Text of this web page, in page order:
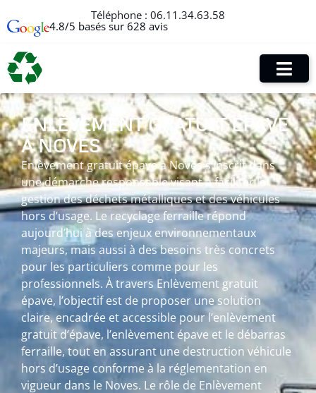
Téléphone : 06.11.34.63.58
4.8/5 basés sur 628 avis
ENLÈVEMENT GRATUIT ÉPAVE
À NOVES
Enlèvement gratuit épave à Noves s’inscrit dans
une démarche responsable visant à faciliter la
gestion des déchets métalliques et des véhicules
hors d’usage. Le recyclage ferraille répond
aujourd’hui à des enjeux environnementaux
majeurs, mais aussi à des besoins très concrets
pour les particuliers comme pour les
professionnels. À travers Enlèvement gratuit
épave, l’objectif est de proposer une solution
claire, encadrée et accessible pour l’enlèvement
gratuit d’épave, l’enlèvement épave et le débarras
ferraille, tout en assurant une destruction véhicule
hors d’usage conforme à la réglementation en
vigueur dans le Noves. Le rôle de Enlèvement